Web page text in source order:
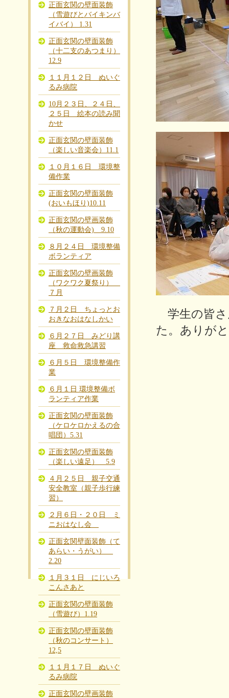
学生の皆
た。ありが
正面玄関の壁面装飾
（雪遊びとバイキンバ
イバイ） 1.31
正面玄関の壁面装飾
（十二支のあつまり）
12.9
１１月１２日 ぬいぐ
るみ病院
10月２３日、２４日、
２５日 絵本の読み聞
かせ
正面玄関の壁面装飾
（楽しい音楽会）11.1
１０月１６日 環境整
備作業
正面玄関の壁面装飾
(おいもほり)10.11
正面玄関の壁画装飾
（秋の運動会) 9.10
８月２４日 環境整備
ボランティア
正面玄関の壁画装飾
（ワクワク夏祭り）
７月
７月２日 ちょっとお
おきなおはなしかい
６月２７日 みどり講
座 救命救急講習
６月５日 環境整備作
業
６月１日 環境整備ボ
ランティア作業
正面玄関の壁面装飾
（ケロケロかえるの合
唱団）5.31
正面玄関の壁面装飾
（楽しい遠足） 5.9
４月２５日 親子交通
安全教室（親子歩行練
習）
２月６日・２０日 ミ
ニおはなし会
正面玄関壁面装飾（て
あらい・うがい）
2.20
１月３１日 にじいろ
こんさあと
正面玄関の壁面装飾
（雪遊び）1.19
正面玄関の壁面装飾
（秋のコンサート）
12,5
１１月１７日 ぬいぐ
るみ病院
正面玄関の壁画装飾